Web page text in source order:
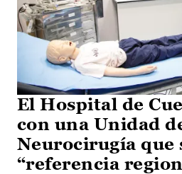
El Hospital de
con una Unidad
Neurocirugía que
“referencia